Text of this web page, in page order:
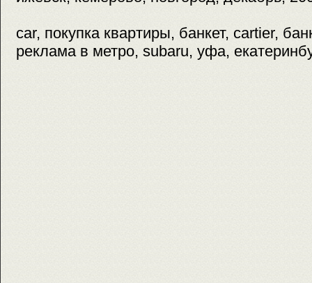
car, покупка квартиры, банкет, cartier,
реклама в метро, subaru, уфа,